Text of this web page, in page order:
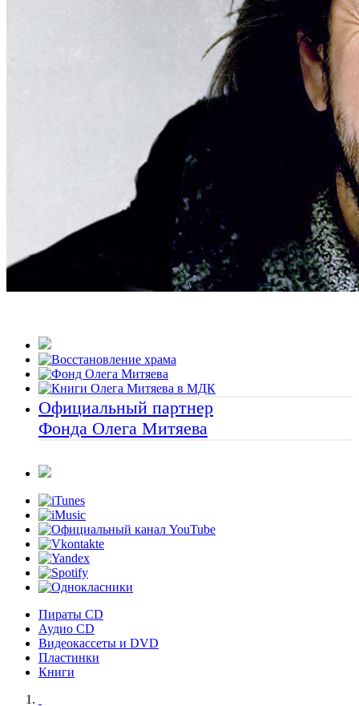
Официальный партнер
Фонда Олега Митяева
Пираты CD
Аудио CD
Видеокассеты и DVD
Пластинки
Книги